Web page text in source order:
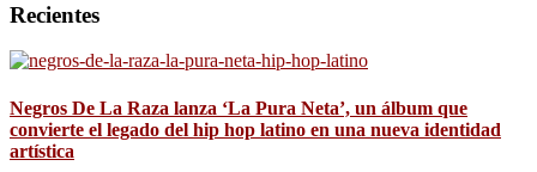
Recientes
Negros De La Raza lanza ‘La Pura Neta’, un álbum que
convierte el legado del hip hop latino en una nueva identidad
artística